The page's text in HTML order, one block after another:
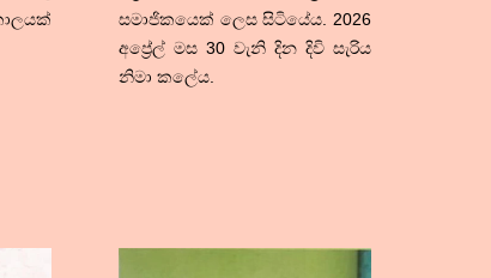
සමාජිකයෙක් ලෙස සිටියේය. 2026
අප්‍රේල් මස 30 වැනි දින දිවි සැරිය
නිමා කලේය.